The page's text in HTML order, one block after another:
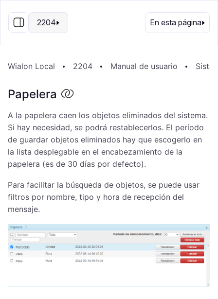
ES
2204 En esta página
Wialon Local 2204 Manual de usuario
Papelera
A la papelera caen los objetos eliminados del sistema.
Si hay necesidad, se podrá restablecerlos. El período
de guardar objetos eliminados hay que escogerlo en
la lista desplegable en el encabezamiento de la
papelera (es de 30 días por defecto).
Para facilitar la búsqueda de objetos, se puede usar
filtros por nombre, tipo y hora de recepción del
mensaje.